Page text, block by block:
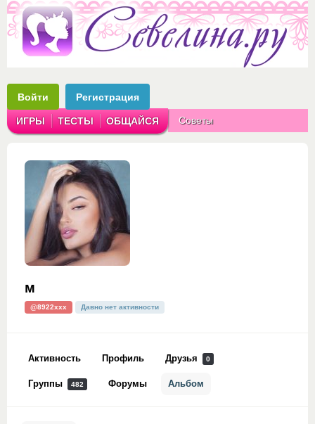
Войти Регистрация
ИГРЫ ТЕСТЫ ОБЩАЙСЯ Советы
м
@8922xxx Давно нет активности
Активность Профиль Друзья 0
Группы 482 Форумы Альбом